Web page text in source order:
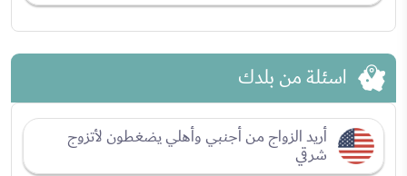
اسئلة من بلدك
أريد الزواج من أجنبي وأهلي يضغطون لأتزوج
شرقي